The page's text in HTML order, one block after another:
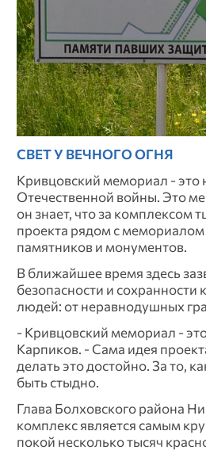
СВЕТ У ВЕЧНОГО ОГНЯ
Кривцовский мемориал - это
Отечественной войны. Это
он знает, что за комплексом
проекта рядом с мемориалом
памятников и монументов.
В ближайшее время здесь
безопасности и
людей: от неравнодушных
- Кривцовский мемориал -
Карпиков. - Сама идея
делать это достойно. За то,
быть стыдно.
Глава Болховского района
комплекс является самым
покой несколько тысяч